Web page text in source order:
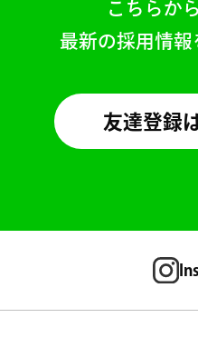
こちらか
最新の採用情報
友達登録